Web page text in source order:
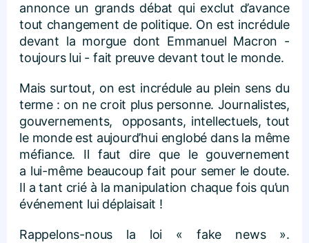
annonce un grands débat qui exclut d’avance
tout changement de politique. On est incrédule
devant la morgue dont Emmanuel Macron -
toujours lui - fait preuve devant tout le monde.
Mais surtout, on est incrédule au plein sens du
terme : on ne croit plus personne. Journalistes,
gouvernements, opposants, intellectuels, tout
le monde est aujourd’hui englobé dans la même
méfiance. Il faut dire que le gouvernement
a lui-même beaucoup fait pour semer le doute.
Il a tant crié à la manipulation chaque fois qu’un
événement lui déplaisait !
Rappelons-nous la loi « fake news ».